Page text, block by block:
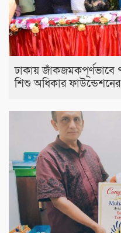
ঢাকায় জাঁকজমকপূর্ণভাবে
শিশু অধিকার ফাউন্ডেশনের